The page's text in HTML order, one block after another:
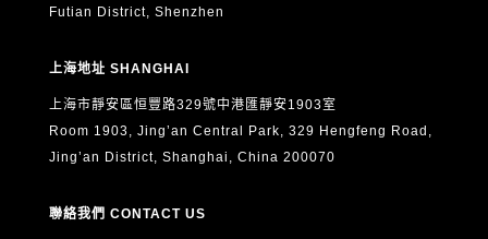
Futian District, Shenzhen
上海地址 SHANGHAI
上海市靜安區恒豐路329號中港匯靜安1903室
Room 1903, Jing’an Central Park, 329 Hengfeng Road,
Jing’an District, Shanghai, China 200070
聯絡我們 CONTACT US